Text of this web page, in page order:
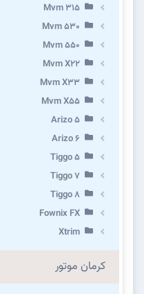
Mvm 315
Mvm 530
Mvm 550
Mvm X22
Mvm X33
Mvm X55
Arizo 5
Arizo 6
Tiggo 5
Tiggo 7
Tiggo 8
Fownix FX
Xtrim
کرمان موتور